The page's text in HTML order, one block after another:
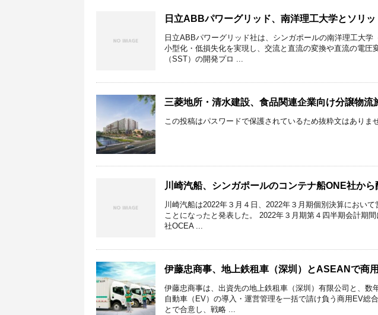
日立ABBパワーグリッド、南洋理工大学とソリ
日立ABBパワーグリッド社は、シンガポールの南洋理工大学
小型化・低損失化を実現し、交流と直流の変換や直流の電圧
（SST）の開発プロ ...
三菱地所・清水建設、食品関連企業向け分譲物流
この投稿はパスワードで保護されているため抜粋文はありませ
川崎汽船、シンガポールのコンテナ船ONE社か
川崎汽船は2022年３月４日、2022年３月期個別決算におい
ことになったと発表した。 2022年３月期第４四半期会計期
社OCEA ...
伊藤忠商事、地上鉄租車（深圳）とASEANで商
伊藤忠商事は、出資先の地上鉄租車（深圳）有限公司と、数
自動車（EV）の導入・運営管理を一括で請け負う商用EV総
とで合意し、戦略 ...